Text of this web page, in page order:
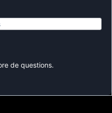
de questions.